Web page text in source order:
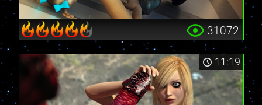
31072
11:19